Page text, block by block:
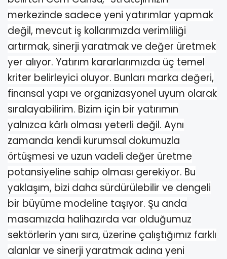
merkezinde sadece yeni yatırımlar yapmak
değil, mevcut iş kollarımızda verimliliği
artırmak, sinerji yaratmak ve değer üretmek
yer alıyor. Yatırım kararlarımızda üç temel
kriter belirleyici oluyor. Bunları marka değeri,
finansal yapı ve organizasyonel uyum olarak
sıralayabilirim. Bizim için bir yatırımın
yalnızca kârlı olması yeterli değil. Aynı
zamanda kendi kurumsal dokumuzla
örtüşmesi ve uzun vadeli değer üretme
potansiyeline sahip olması gerekiyor. Bu
yaklaşım, bizi daha sürdürülebilir ve dengeli
bir büyüme modeline taşıyor. Şu anda
masamızda halihazırda var olduğumuz
sektörlerin yanı sıra, üzerine çalıştığımız farklı
alanlar ve sinerji yaratmak adına yeni